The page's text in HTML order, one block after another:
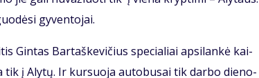
gy­ven­to­jai.
Gin­tas Bar­taš­ke­vi­čius spe­cia­liai ap­si­lan­kė kai­
tik į Aly­tų. Ir kur­suo­ja au­to­bu­sai tik dar­bo die­no­